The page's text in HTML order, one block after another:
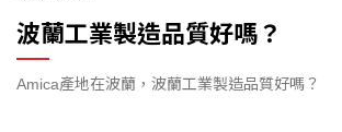
波蘭工業製造品質好嗎？
Amica產地在波蘭，波蘭工業製造品質好嗎？